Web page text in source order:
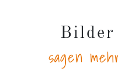
Bilder
sagen